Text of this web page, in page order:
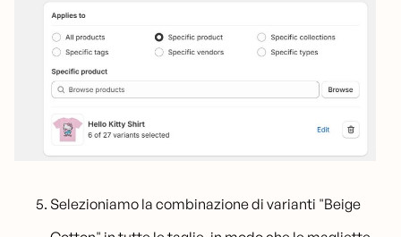
Selezioniamo la combinazione di varianti "Beige